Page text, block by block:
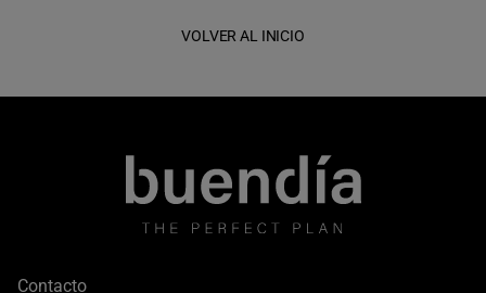
VOLVER AL INICIO
Footer
Contacto